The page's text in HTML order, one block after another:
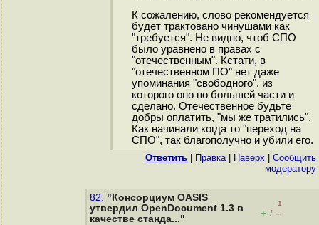
К сожалению, слово рекомендуется
будет трактовано чинушами как
"требуется". Не видно, чтоб СПО
было уравнено в правах с
"отечественным". Кстати, в
"отечественном ПО" нет даже
упоминания "свободного", из
которого оно по большей части и
сделано. Отечественное будьте
добры оплатить, "мы же тратились".
Как начинали когда то "переход на
СПО", так благополучно и убили его.
Ответить Правка| Наверх
Cообщить
модератору
82. "Консорциум OASIS
утвердил OpenDocument 1.3 в
качестве станда..."
–1
+ / –